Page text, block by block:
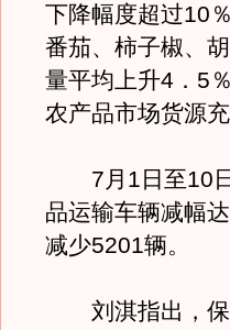
下降幅度超过10
番茄、柿子椒、
量平均上升4．5
农产品市场货源
7月1日至10日
品运输车辆减幅
减少5201辆。
刘淇指出，保